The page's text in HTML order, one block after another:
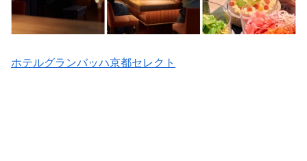
ホテルグランバッハ京都セレクト